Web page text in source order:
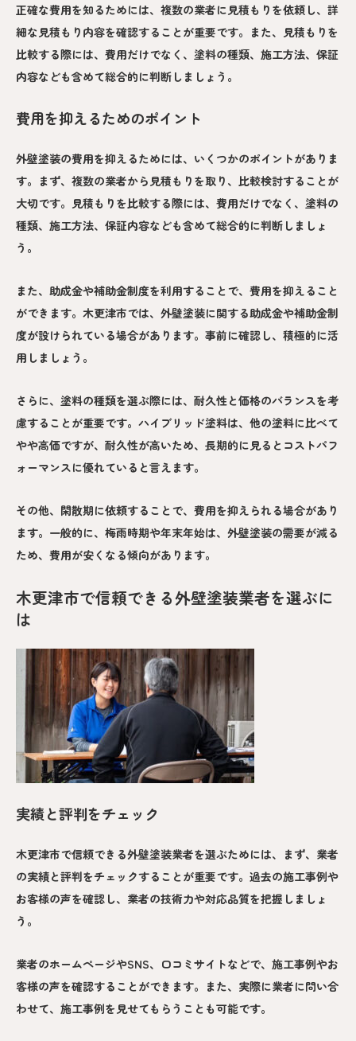
正確な費用を知るためには、複数の業者に見積もりを依頼し、詳
細な見積もり内容を確認することが重要です。また、見積もりを
比較する際には、費用だけでなく、塗料の種類、施工方法、保証
内容なども含めて総合的に判断しましょう。
費用を抑えるためのポイント
外壁塗装の費用を抑えるためには、いくつかのポイントがありま
す。まず、複数の業者から見積もりを取り、比較検討することが
大切です。見積もりを比較する際には、費用だけでなく、塗料の
種類、施工方法、保証内容なども含めて総合的に判断しましょ
う。
また、助成金や補助金制度を利用することで、費用を抑えること
ができます。木更津市では、外壁塗装に関する助成金や補助金制
度が設けられている場合があります。事前に確認し、積極的に活
用しましょう。
さらに、塗料の種類を選ぶ際には、耐久性と価格のバランスを考
慮することが重要です。ハイブリッド塗料は、他の塗料に比べて
やや高価ですが、耐久性が高いため、長期的に見るとコストパフ
ォーマンスに優れていると言えます。
その他、閑散期に依頼することで、費用を抑えられる場合があり
ます。一般的に、梅雨時期や年末年始は、外壁塗装の需要が減る
ため、費用が安くなる傾向があります。
木更津市で信頼できる外壁塗装業者を選ぶに
は
実績と評判をチェック
木更津市で信頼できる外壁塗装業者を選ぶためには、まず、業者
の実績と評判をチェックすることが重要です。過去の施工事例や
お客様の声を確認し、業者の技術力や対応品質を把握しましょ
う。
業者のホームページやSNS、口コミサイトなどで、施工事例やお
客様の声を確認することができます。また、実際に業者に問い合
わせて、施工事例を見せてもらうことも可能です。